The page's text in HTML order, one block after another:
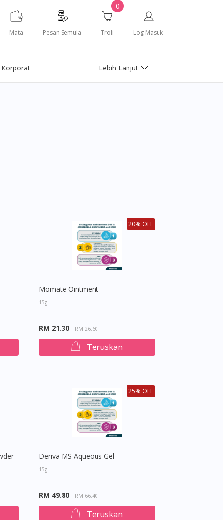
Mata Pesan Semula
0
Troli Log Masuk
Korporat Lebih Lanjut
20% OFF
Momate Ointment
15g
RM 21.30 RM 26.60
Teruskan
25% OFF
Deriva MS Aqueous Gel
15g
RM 49.80 RM 66.40
Teruskan